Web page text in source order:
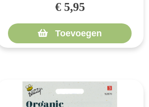
€ 5,95
Toevoegen